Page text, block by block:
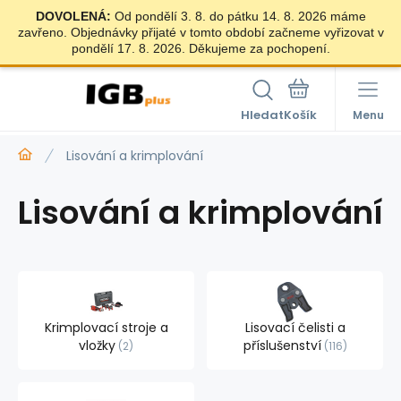
DOVOLENÁ: Od pondělí 3. 8. do pátku 14. 8. 2026 máme
zavřeno. Objednávky přijaté v tomto období začneme vyřizovat v
pondělí 17. 8. 2026. Děkujeme za pochopení.
Hledat Menu
Lisování a krimplování
Lisování a krimplování
Krimplovací stroje a
vložky 2
Lisovací čelisti a
příslušenství 116